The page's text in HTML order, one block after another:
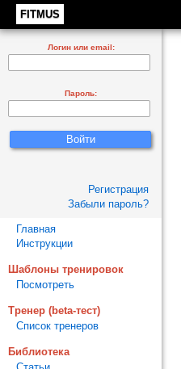
FITMUS
Логин или email:
Пароль:
Регистрация
Забыли пароль?
Главная
Инструкции
Шаблоны тренировок
Посмотреть
Тренер (beta-тест)
Список тренеров
Библиотека